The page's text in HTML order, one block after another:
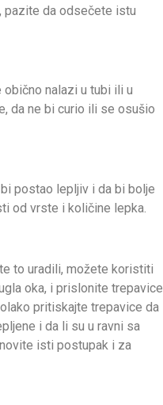
pazite da odsečete istu
nalazi u tubi ili u
da ne bi curio ili se osušio
postao lepljiv i da bi bolje
od vrste i količine lepka.
to uradili, možete koristiti
oka, i prislonite trepavice
pritiskajte trepavice da
i da li su u ravni sa
isti postupak i za